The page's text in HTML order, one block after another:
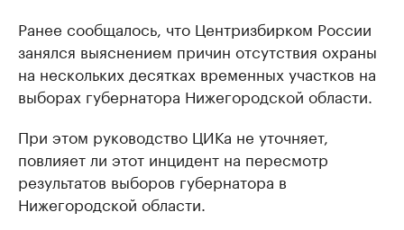
Ранее сообщалось, что Центризбирком России
занялся выяснением причин отсутствия охраны
на нескольких десятках временных участков на
выборах губернатора Нижегородской области.
При этом руководство ЦИКа не уточняет,
повлияет ли этот инцидент на пересмотр
результатов выборов губернатора в
Нижегородской области.